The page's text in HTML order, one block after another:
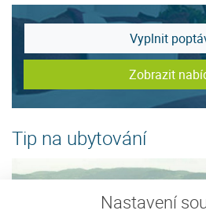
Nastavení
Vyplnit
Zobrazit
Tip na ubytování